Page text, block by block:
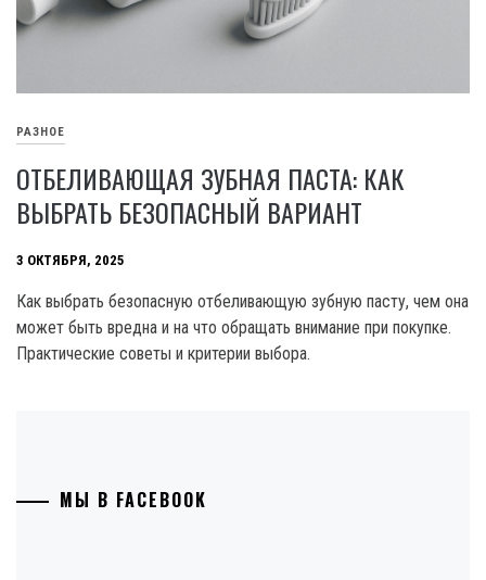
РАЗНОЕ
ОТБЕЛИВАЮЩАЯ ЗУБНАЯ ПАСТА: КАК
ВЫБРАТЬ БЕЗОПАСНЫЙ ВАРИАНТ
3 ОКТЯБРЯ, 2025
Как выбрать безопасную отбеливающую зубную пасту, чем она
может быть вредна и на что обращать внимание при покупке.
Практические советы и критерии выбора.
МЫ В FACEBOOK